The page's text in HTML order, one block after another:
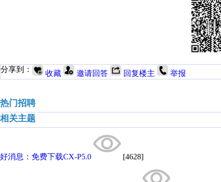
分享到： 收藏 邀请回答 回复楼主 举报
热门招聘
相关主题
好消息：免费下载CX-P5.0 [4628]